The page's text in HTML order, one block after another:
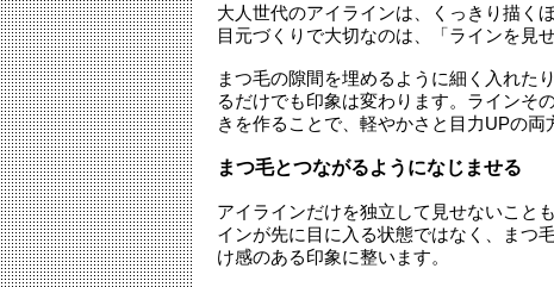
大人世代のアイラインは、くっきり描く
目元づくりで大切なのは、「ラインを見
まつ毛の隙間を埋めるように細く入れた
るだけでも印象は変わります。ラインそ
きを作ることで、軽やかさと目力UPの両
まつ毛とつながるようになじませる
アイラインだけを独立して見せないこと
インが先に目に入る状態ではなく、まつ
け感のある印象に整います。